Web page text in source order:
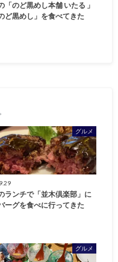
「のど黒めし本舗 いたる 」
ど黒めし」を食べてきた
グルメ
ランチで「並木倶楽部」に
ーグを食べに行ってきた
グルメ